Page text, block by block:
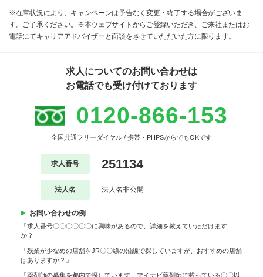
※在庫状況により、キャンペーンは予告なく変更・終了する場合がございま
す。ご了承ください。※本ウェブサイトからご登録いただき、ご来社またはお
電話にてキャリアアドバイザーと面談をさせていただいた方に限ります。
求人についてのお問い合わせは
お電話でも受け付けております
0120-866-153
全国共通フリーダイヤル / 携帯・PHPSからでもOKです
求人番号 251134
法人名 法人名非公開
お問い合わせの例
「求人番号〇〇〇〇〇〇に興味があるので、詳細を教えていただけます
か？」
「残業が少なめの店舗をJR〇〇線の沿線で探していますが、おすすめの店舗
はありますか？」
「薬剤師の募集を都内で探しています。マイナビ薬剤師に載っている〇〇以